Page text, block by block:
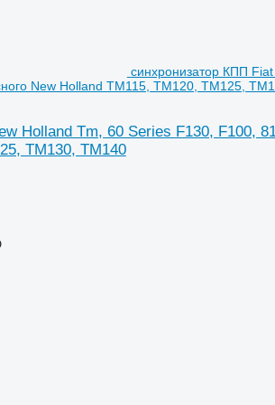
синхронизатор КПП
New Holland TM115, TM120, TM125,
Holland Tm, 60 Series F130, F100,
TM130, TM140